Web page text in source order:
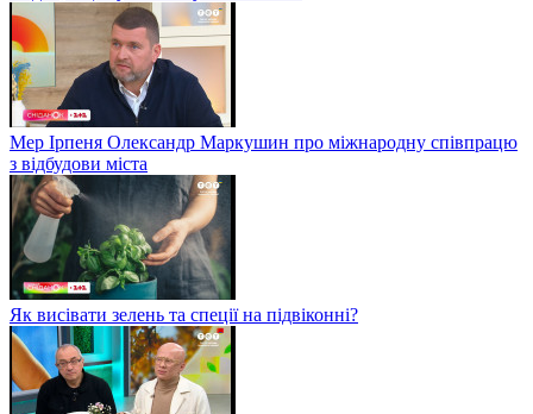
Мер Ірпеня Олександр Маркушин про міжнародну співпрацю
з відбудови міста
Як висівати зелень та спеції на підвіконні?